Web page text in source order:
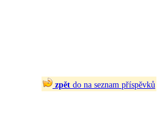
zpět do na seznam příspěvků